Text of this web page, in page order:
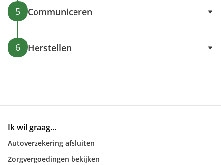
5 Communiceren
6 Herstellen
Ik wil graag...
Autoverzekering afsluiten
Zorgvergoedingen bekijken